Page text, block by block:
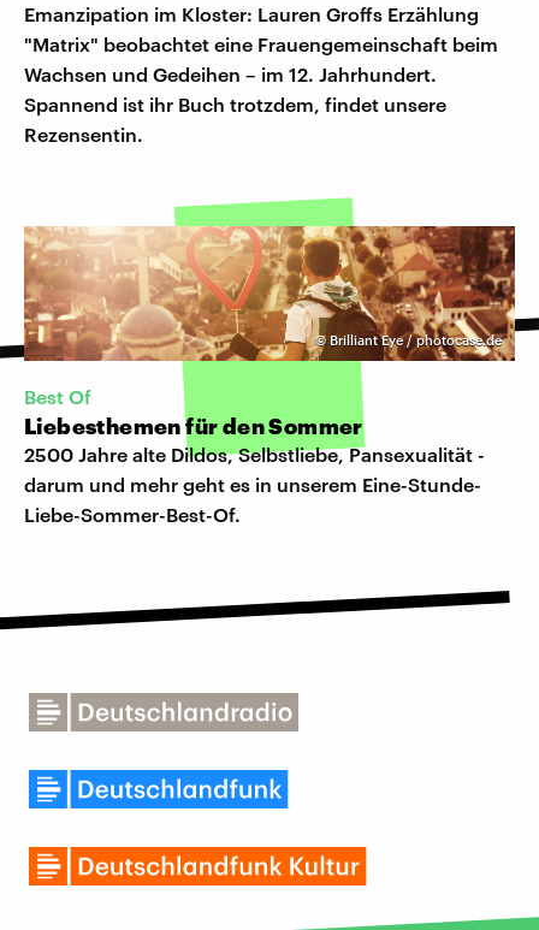
Emanzipation im Kloster: Lauren Groffs Erzählung
"Matrix" beobachtet eine Frauengemeinschaft beim
Wachsen und Gedeihen – im 12. Jahrhundert.
Spannend ist ihr Buch trotzdem, findet unsere
Rezensentin.
© Brilliant Eye / photocase.de
Best Of
Liebesthemen für den Sommer
2500 Jahre alte Dildos, Selbstliebe, Pansexualität -
darum und mehr geht es in unserem Eine-Stunde-
Liebe-Sommer-Best-Of.